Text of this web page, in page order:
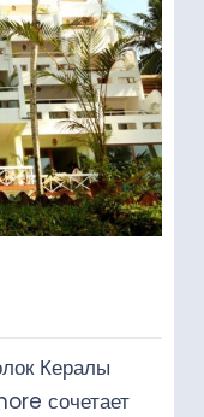
Кералы
сочетает